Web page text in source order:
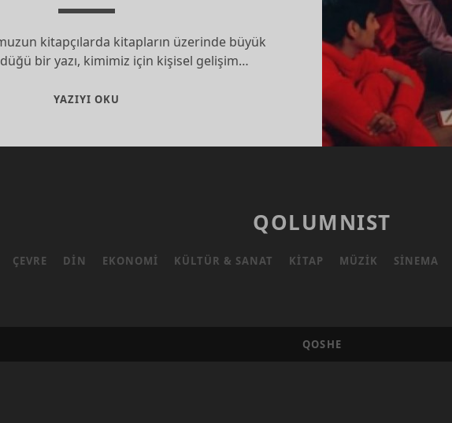
kitapçılarda kitapların üzerinde büyük
bir yazı, kimimiz için kişisel gelişim…
YAZIYI OKU
QOLUMNIST
ÇEVRE DIN EKONOMI KÜLTÜR & SANAT KITAP MÜZIK SINEMA
QOSHE